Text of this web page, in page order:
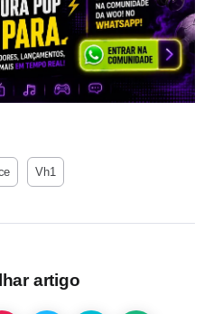
Vh1
artigo